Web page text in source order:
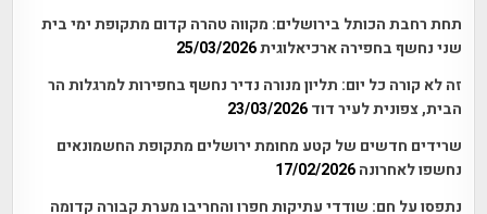
תחת רחבת הכותל בירושלים: מקווה טהרה קדום מתקופת ימי בית
שני נחשף בחפירה ארכיאלוגית25/03/2026
זה לא קורה כל יום: תליון מנורה נדיר נחשף בחפירות למרגלות הר
הבית, צפונית לעיר דוד 23/03/2026
שרידים חדשים של קטע מחומת ירושלים מתקופת החשמונאים
נחשפו לאחרונה 17/02/2026
נתפסו על חם: שודדי עתיקות חפרו והחריבו מערת קבורה קדומה